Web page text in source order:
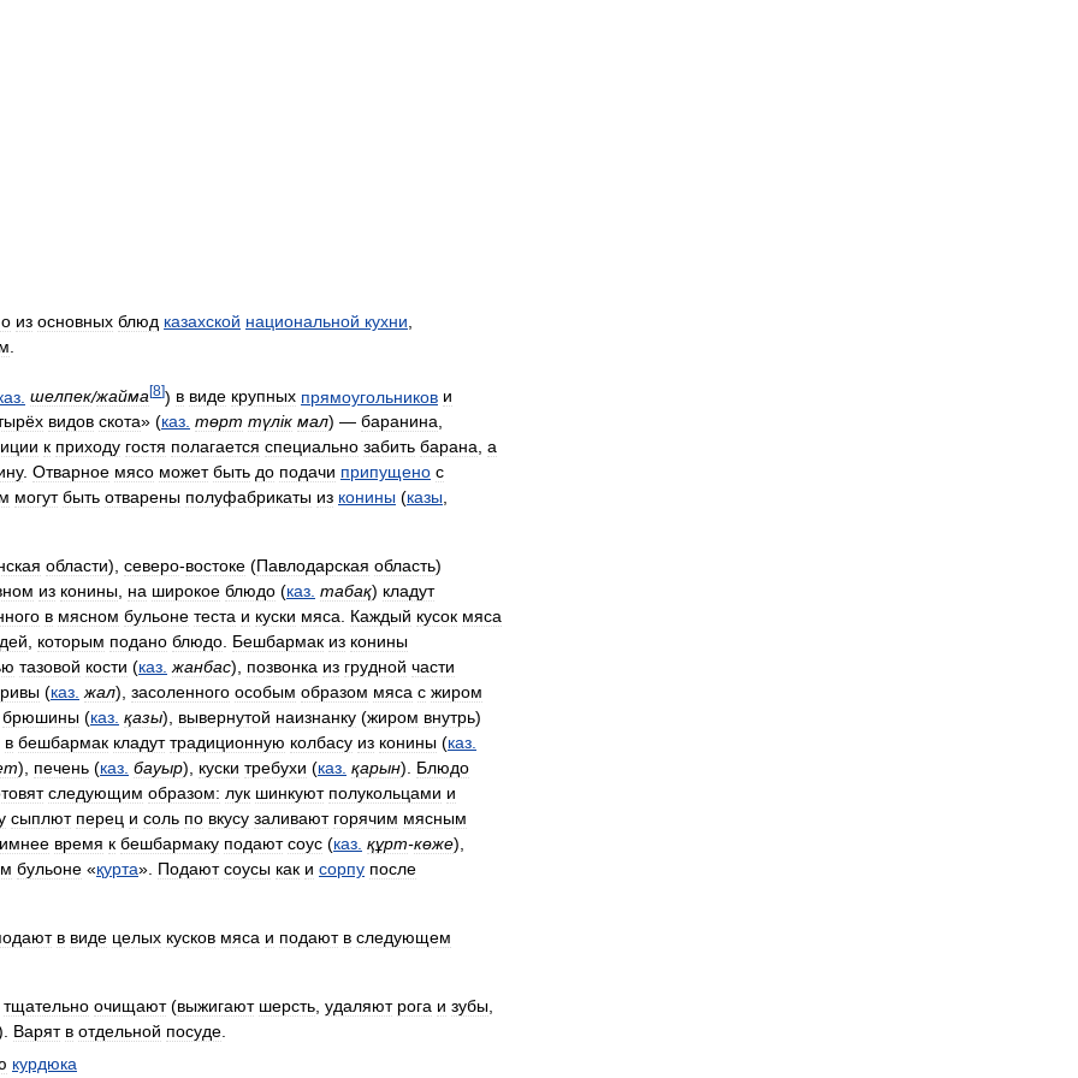
из основных блюд казахской национальной кухни
шелпек/жайма[8]) в виде крупных прямоугольников и
видов скота» (каз. төрт түлiк мал) — баранина,
к приходу гостя полагается специально забить барана, а
. Отварное мясо может быть до подачи припущено с
могут быть отварены полуфабрикаты из конины (казы,
области), северо-востоке (Павлодарская область)
из конины, на широкое блюдо (каз. табақ) кладут
в мясном бульоне теста и куски мяса. Каждый кусок мяса
, которым подано блюдо. Бешбармак из конины
тазовой кости (каз. жанбас), позвонка из грудной части
(каз. жал), засоленного особым образом мяса с жиром
брюшины (каз. қазы), вывернутой наизнанку (жиром внутрь)
в бешбармак кладут традиционную колбасу из конины (каз.
), печень (каз. бауыр), куски требухи (каз. қарын). Блюдо
следующим образом: лук шинкуют полукольцами и
сыплют перец и соль по вкусу заливают горячим мясным
время к бешбармаку подают соус (каз. құрт-көже),
бульоне «қурта». Подают соусы как и сорпу после
в виде целых кусков мяса и подают в следующем
тщательно очищают(выжигают шерсть, удаляют рога и зубы,
Варят в отдельной посуде.
курдюка